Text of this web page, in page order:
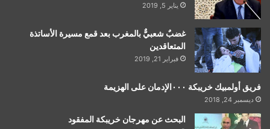
يناير 5, 2019
غضبٌ شعبيٌّ بالمغرب بعد قمع مسيرة الأساتذة
المتعاقدين
فبراير 21, 2019
فريق أولمبيك خريبكة ٠٠٠الإدمان على الهزيمة
ديسمبر 24, 2018
البحث عن مهرجان خريبكة المفقود